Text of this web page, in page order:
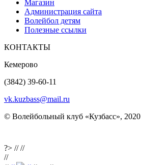
Магазин
Администрация сайта
Волейбол детям
Полезные ссылки
КОНТАКТЫ
Кемерово
(3842) 39-60-11
vk.kuzbass@mail.ru
© Волейбольный клуб «Кузбасс», 2020
?> ////
//